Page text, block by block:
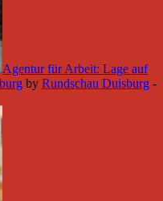
Agentur für Arbeit: Lage auf
by Rundschau Duisburg -